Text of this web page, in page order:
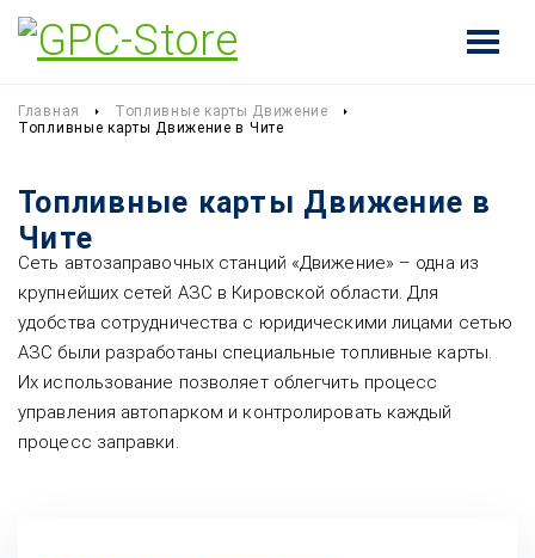
Главная
Топливные карты Движение
Топливные карты Движение в Чите
Топливные карты Движение в
Чите
Сеть автозаправочных станций «Движение» – одна из
крупнейших сетей АЗС в Кировской области. Для
удобства сотрудничества с юридическими лицами сетью
АЗС были разработаны специальные топливные карты.
Их использование позволяет облегчить процесс
управления автопарком и контролировать каждый
процесс заправки.